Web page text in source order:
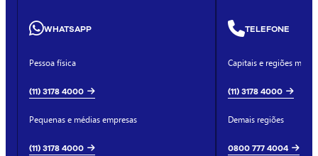
WHATSAPP
Pessoa física
(11) 3178 4000
Pequenas e médias empresas
(11) 3178 4000
TELEFONE
Capitais e regiões
(11) 3178 4000
Demais regiões
0800 777 4004